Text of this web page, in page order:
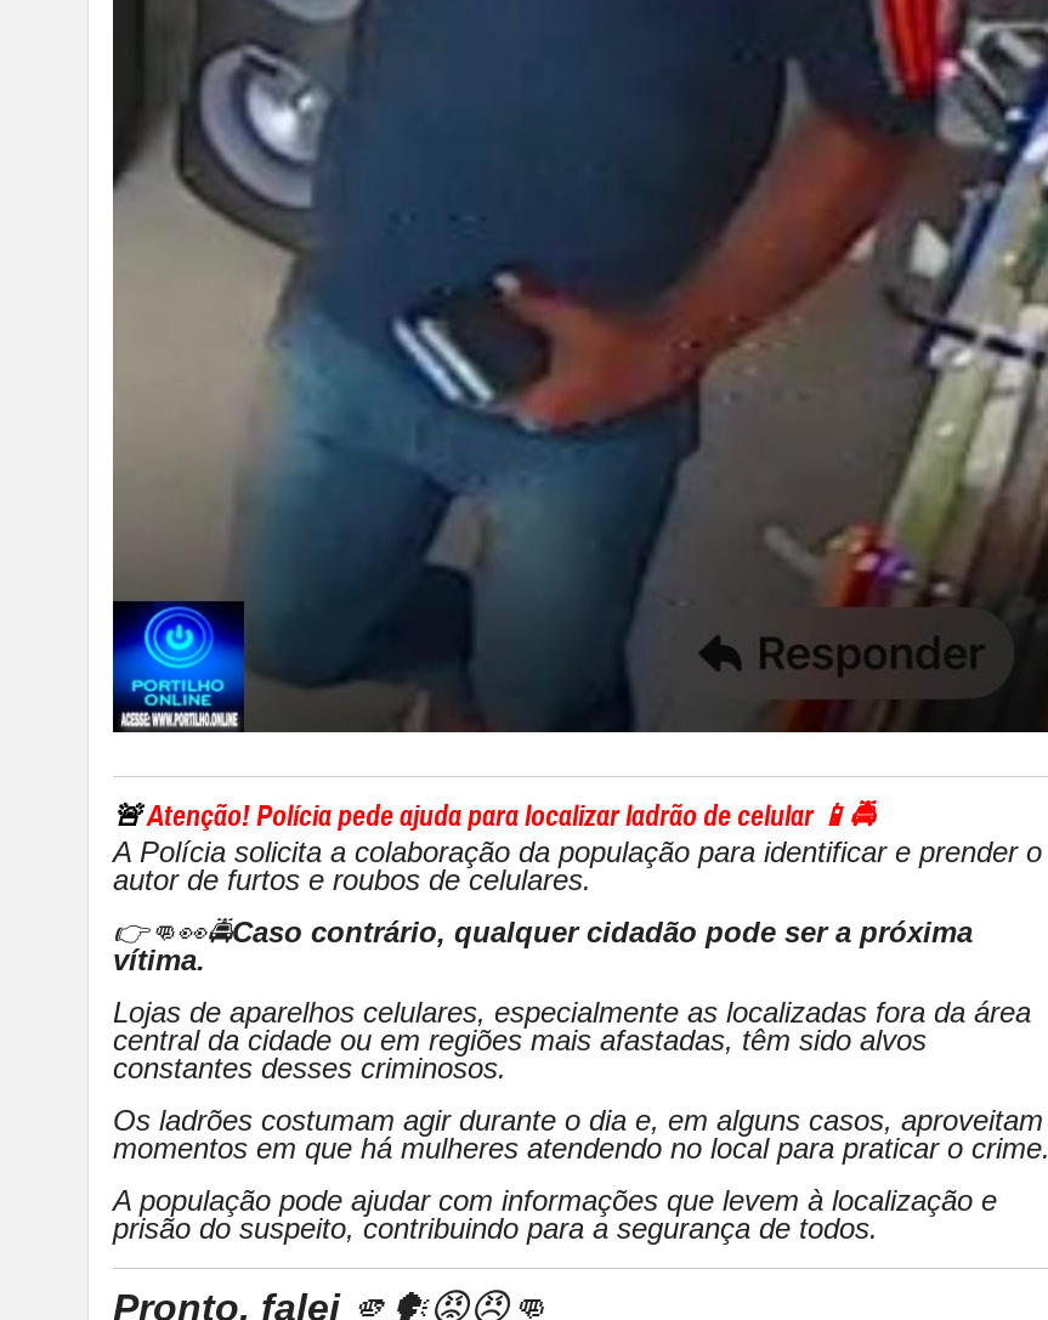
🚨Atenção! Polícia pede ajuda para localizar ladrão de celular📱🚔
A Polícia solicita a colaboração da população para identificar e prender o
autor de furtos e roubos de celulares.
👉👊👀🚔Caso contrário, qualquer cidadão pode ser a próxima
vítima.
Lojas de aparelhos celulares, especialmente as localizadas fora da área
central da cidade ou em regiões mais afastadas, têm sido alvos
constantes desses criminosos.
Os ladrões costumam agir durante o dia e, em alguns casos, aproveitam
momentos em que há mulheres atendendo no local para praticar o crime.
A população pode ajudar com informações que levem à localização e
prisão do suspeito, contribuindo para a segurança de todos.
Pronto, falei 🫵🗣😡😠👊